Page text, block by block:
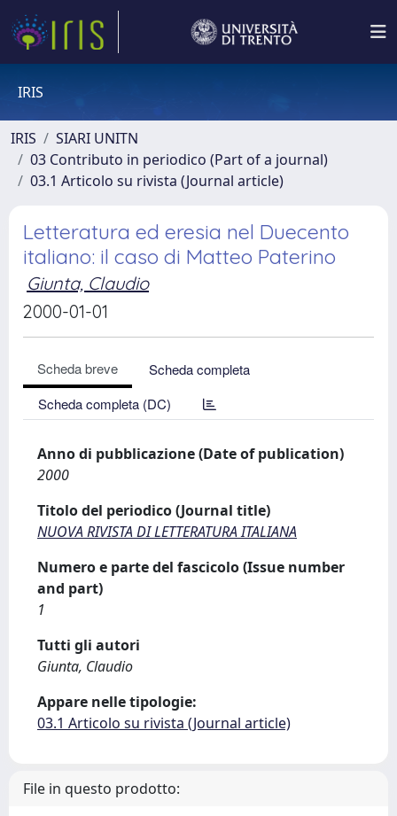
IRIS
IRIS
SIARI UNITN
03 Contributo in periodico (Part of a journal)
03.1 Articolo su rivista (Journal article)
Letteratura ed eresia nel Duecento
italiano: il caso di Matteo Paterino
Giunta, Claudio
2000-01-01
Scheda breve
Scheda completa
Scheda completa (DC)
Anno di pubblicazione (Date of publication)
2000
Titolo del periodico (Journal title)
NUOVA RIVISTA DI LETTERATURA ITALIANA
Numero e parte del fascicolo (Issue number
and part)
1
Tutti gli autori
Giunta, Claudio
Appare nelle tipologie:
03.1 Articolo su rivista (Journal article)
File in questo prodotto: